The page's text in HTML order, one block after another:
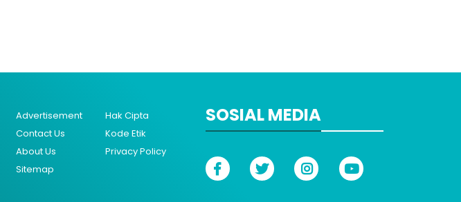
Advertisement
Hak Cipta
Contact Us
Kode Etik
About Us
Privacy Policy
Sitemap
SOSIAL MEDIA